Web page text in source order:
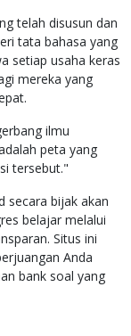
telah disusun dan
tata bahasa yang
setiap usaha keras
mereka yang
ilmu
peta yang
tersebut."
secara bijak akan
belajar melalui
Situs ini
Anda
bank soal yang